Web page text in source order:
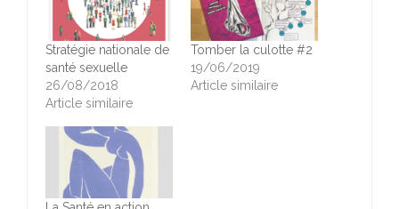
Stratégie nationale de
santé sexuelle
26/08/2018
Article similaire
Tomber la culotte #2
19/06/2019
Article similaire